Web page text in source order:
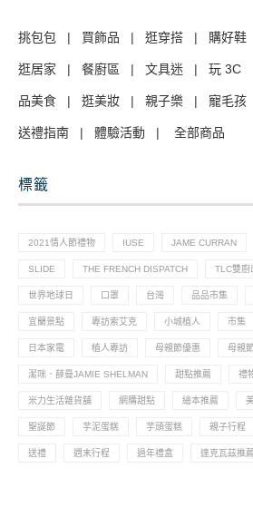
挑包包 | 買飾品 | 逛穿搭 | 購好鞋
逛居家 | 餐廚區 | 文具迷 | 玩 3C
品美食 | 逛美妝 | 親子樂 | 寵毛孩
送禮指南 | 體驗活動 | 全部商品
標籤
2021情人節禮物 IUSE JAME CURRAN
SLIDE THE FRENCH DISPATCH TLC雙廚
世界地球日 口罩 台灣 品品市集
宜蘭景點 專訪索艾克 小城植人 市集
日本家電 植人專訪 母親節優惠 母親
潔咪．薛曼JAMIE SHELMAN 甜點推薦 禮
米力生活雜貨舖 網購甜點 繪本推薦
聖誕節 芋泥蛋糕 芋頭蛋糕 親子行程
送禮 週末行程 過年禮盒 達克瓦茲推薦